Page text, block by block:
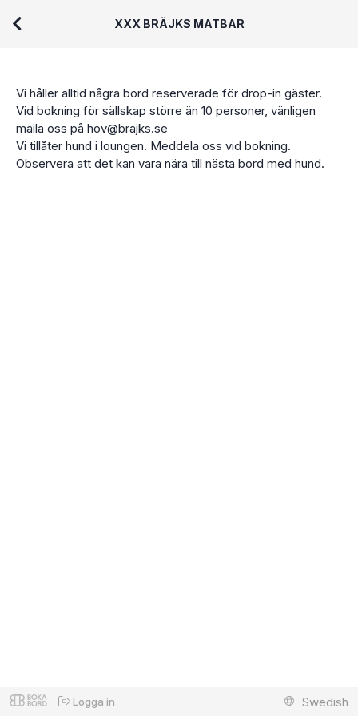
XXX BRÄJKS MATBAR
Vi håller alltid några bord reserverade för drop-in gäster.
Vid bokning för sällskap större än 10 personer, vänligen
maila oss på hov@brajks.se
Vi tillåter hund i loungen. Meddela oss vid bokning.
Observera att det kan vara nära till nästa bord med hund.
Logga in Swedish